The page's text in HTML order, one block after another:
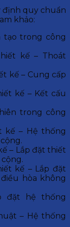
định quy chuẩn
khảo:
tạo trong công
kế – Thoát
kế – Cung cấp
kế – Kết cấu
trong công
kế – Hệ thống
– Lắp đặt thiết
kế – Lắp đặt
hòa không
đặt hệ thống
– Hệ thống